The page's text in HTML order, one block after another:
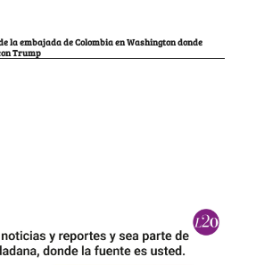
la embajada de Colombia en Washington donde
Trump